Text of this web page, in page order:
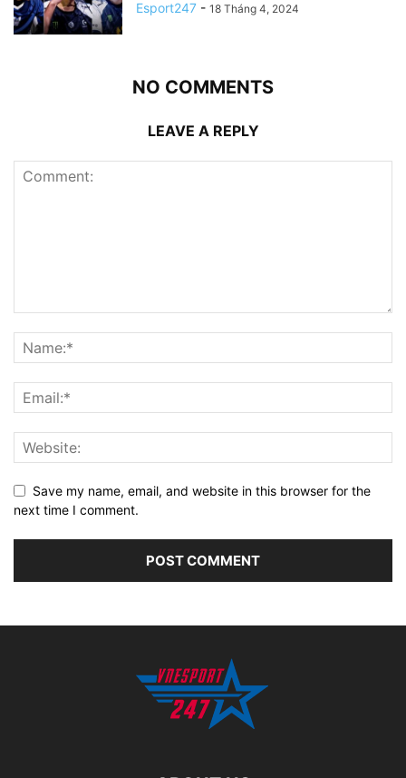
Esport247 - 18 Tháng 4, 2024
NO COMMENTS
LEAVE A REPLY
Save my name, email, and website in this browser for the
next time I comment.